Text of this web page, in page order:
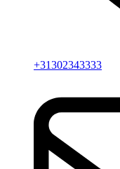
+31302343333